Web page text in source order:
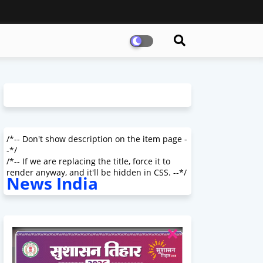
/*-- Don't show description on the item page -
-*/
/*-- If we are replacing the title, force it to
render anyway, and it'll be hidden in CSS. --*/
News India